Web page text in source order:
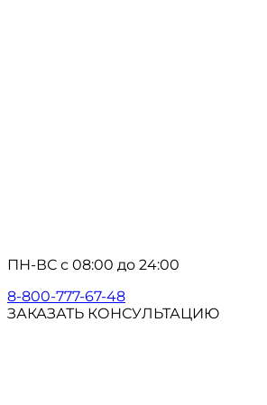
ПН-ВС с 08:00 до 24:00
8-800-777-67-48
ЗАКАЗАТЬ КОНСУЛЬТАЦИЮ